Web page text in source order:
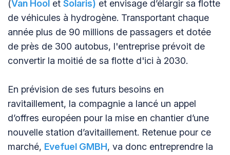
(Van Hool et Solaris) et envisage d’élargir sa flotte
de véhicules à hydrogène. Transportant chaque
année plus de 90 millions de passagers et dotée
de près de 300 autobus, l'entreprise prévoit de
convertir la moitié de sa flotte d'ici à 2030.
En prévision de ses futurs besoins en
ravitaillement, la compagnie a lancé un appel
d’offres européen pour la mise en chantier d’une
nouvelle station d’avitaillement. Retenue pour ce
marché, Evefuel GMBH, va donc entreprendre la